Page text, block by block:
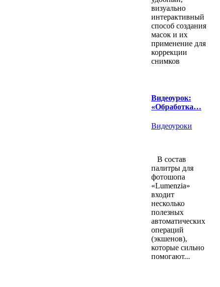
визуально
интерактивный
способ создания
масок и их
применение для
коррекции
снимков
Видеоурок:
«Обработка…
Видеоуроки
В состав
палитры для
фотошопа
«Lumenzia»
входит
несколько
полезных
автоматических
операций
(экшенов),
которые сильно
помогают...